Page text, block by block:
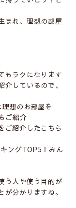
まれ、理想の部屋
もラクになります
しているので、
想のお部屋を
ご紹介
ご紹介したこちら
ングTOP5！みん
う人や使う目的が
分かりますね。